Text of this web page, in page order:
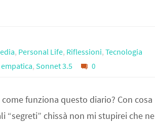
, Personal Life, Riflessioni, Tecnologia
, Sonnet 3.5 0
come funziona questo diario? Con cosa
“segreti” chissà non mi stupirei che ne